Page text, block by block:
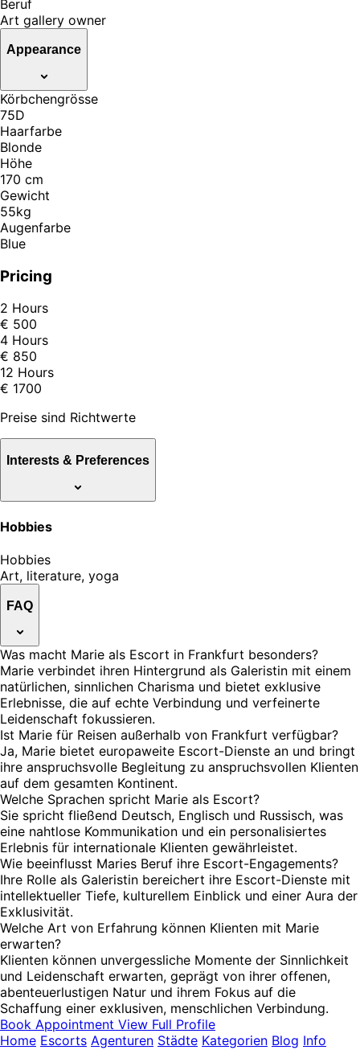
Beruf
Art gallery owner
Appearance
Körbchengrösse
75D
Haarfarbe
Blonde
Höhe
170 cm
Gewicht
55kg
Augenfarbe
Blue
Pricing
2 Hours
€ 500
4 Hours
€ 850
12 Hours
€ 1700
Preise sind Richtwerte
Interests & Preferences
Hobbies
Hobbies
Art, literature, yoga
FAQ
Was macht Marie als Escort in Frankfurt besonders?
Marie verbindet ihren Hintergrund als Galeristin mit einem
natürlichen, sinnlichen Charisma und bietet exklusive
Erlebnisse, die auf echte Verbindung und verfeinerte
Leidenschaft fokussieren.
Ist Marie für Reisen außerhalb von Frankfurt verfügbar?
Ja, Marie bietet europaweite Escort-Dienste an und bringt
ihre anspruchsvolle Begleitung zu anspruchsvollen Klienten
auf dem gesamten Kontinent.
Welche Sprachen spricht Marie als Escort?
Sie spricht fließend Deutsch, Englisch und Russisch, was
eine nahtlose Kommunikation und ein personalisiertes
Erlebnis für internationale Klienten gewährleistet.
Wie beeinflusst Maries Beruf ihre Escort-Engagements?
Ihre Rolle als Galeristin bereichert ihre Escort-Dienste mit
intellektueller Tiefe, kulturellem Einblick und einer Aura der
Exklusivität.
Welche Art von Erfahrung können Klienten mit Marie
erwarten?
Klienten können unvergessliche Momente der Sinnlichkeit
und Leidenschaft erwarten, geprägt von ihrer offenen,
abenteuerlustigen Natur und ihrem Fokus auf die
Schaffung einer exklusiven, menschlichen Verbindung.
Book Appointment View Full Profile
Home Escorts Agenturen Städte Kategorien Blog Info